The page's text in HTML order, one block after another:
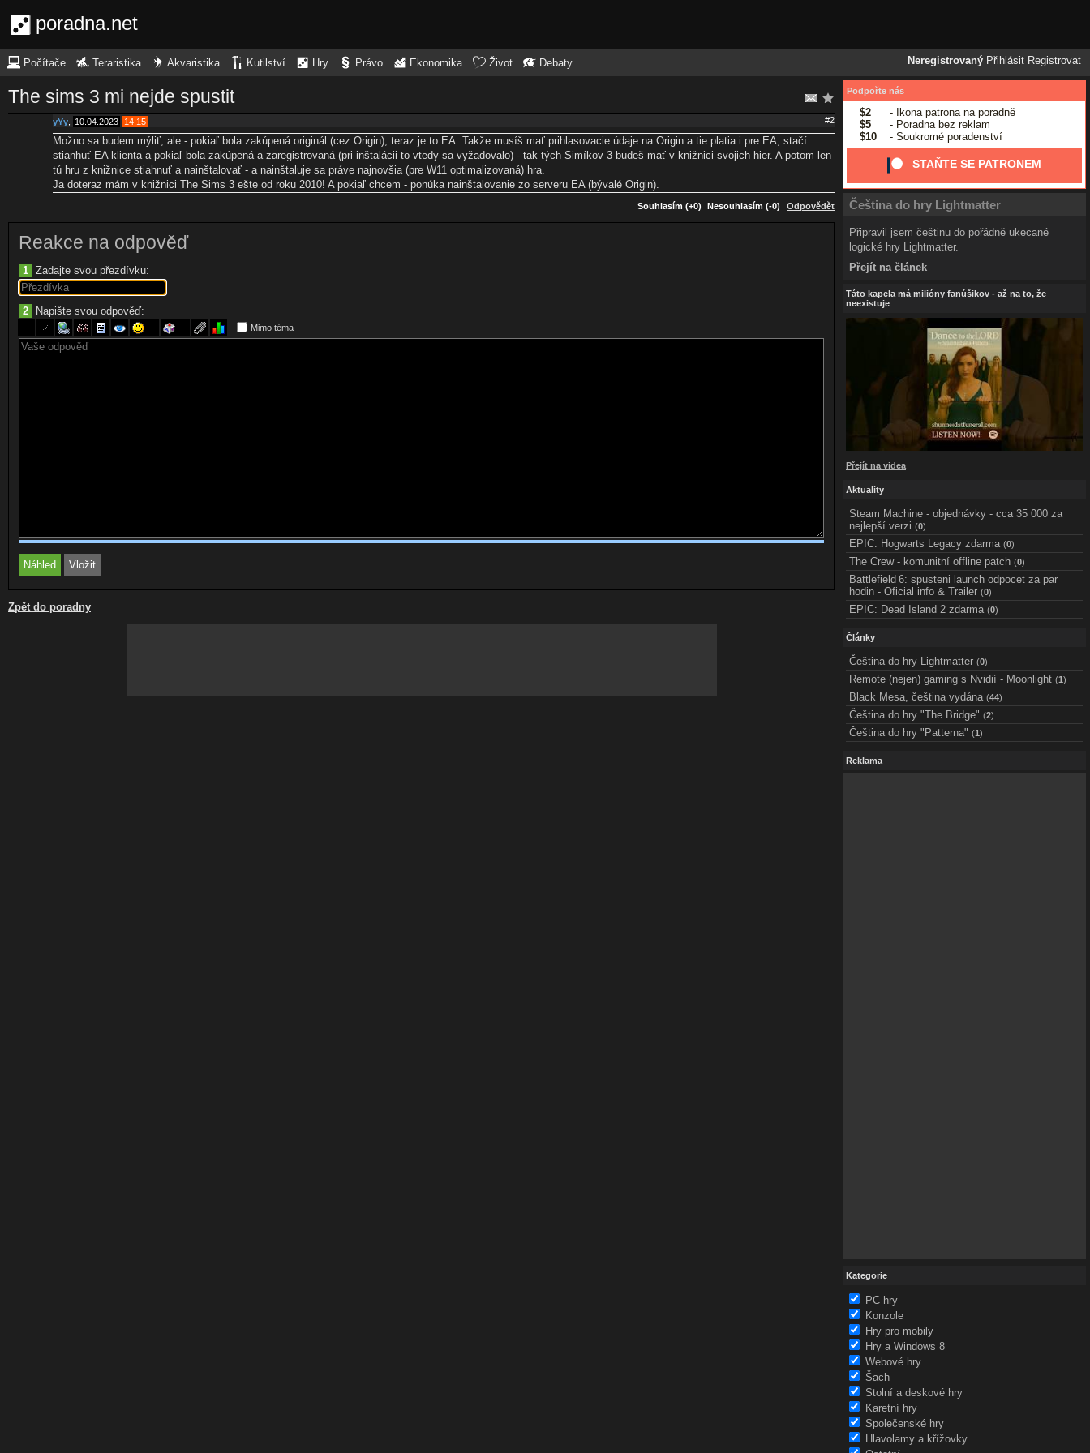
poradna.net
Neregistrovaný Přihlásit Registrovat
Počítače Teraristika Akvaristika Kutilství Hry Právo Ekonomika Život Debaty
The sims 3 mi nejde spustit
yYy 10.04.2023 14:15 #2
Možno sa budem mýliť, ale - pokiaľ bola zakúpená originál (cez Origin), teraz je to EA. Takže musíš mať prihlasovacie údaje na Origin a tie platia i pre EA, stačí
stianhuť EA klienta a pokiaľ bola zakúpená a zaregistrovaná (pri inštalácii to vtedy sa vyžadovalo) - tak tých Simíkov 3 budeš mať v knižnici svojich hier. A potom len
tú hru z knižnice stiahnuť a nainštalovať - a nainštaluje sa práve najnovšia (pre W11 optimalizovaná) hra.
Ja doteraz mám v knižnici The Sims 3 ešte od roku 2010! A pokiaľ chcem - ponúka nainštalovanie zo serveru EA (bývalé Origin).
Souhlasím (+0) Nesouhlasím (-0) Odpovědět
Reakce na odpověď
1 Zadajte svou přezdívku:
2 Napište svou odpověď:
Mimo téma
Zpět do poradny
Podpořte nás
$2
- Ikona patrona na poradně
$5
- Poradna bez reklam
$10
- Soukromé poradenství
STAŇTE SE PATRONEM
Čeština do hry Lightmatter
Připravil jsem češtinu do pořádně ukecané
logické hry Lightmatter.
Přejít na článek
Táto kapela má milióny fanúšikov - až na to, že
neexistuje
Přejít na videa
Aktuality
Steam Machine - objednávky - cca 35 000 za
nejlepší verzi (0)
EPIC: Hogwarts Legacy zdarma (0)
The Crew - komunitní offline patch (0)
Battlefield 6: spusteni launch odpocet za par
hodin - Oficial info & Trailer (0)
EPIC: Dead Island 2 zdarma (0)
Články
Čeština do hry Lightmatter (0)
Remote (nejen) gaming s Nvidií - Moonlight (1)
Black Mesa, čeština vydána (44)
Čeština do hry "The Bridge" (2)
Čeština do hry "Patterna" (1)
Reklama
Kategorie
PC hry
Konzole
Hry pro mobily
Hry a Windows 8
Webové hry
Šach
Stolní a deskové hry
Karetní hry
Společenské hry
Hlavolamy a křížovky